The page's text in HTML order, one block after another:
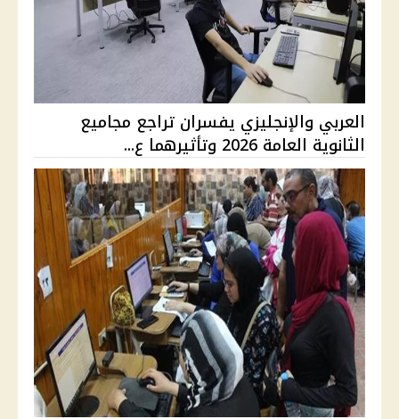
العربي والإنجليزي يفسران تراجع مجاميع
الثانوية العامة 2026 وتأثيرهما ع...